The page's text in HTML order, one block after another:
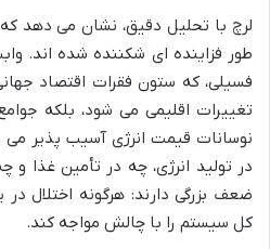
لرچ با تحلیل دقیق، نشان می دهد
طور فزاینده ای شکننده شده اند.
فسیلی، که ستون فقرات اقتصاد
تغییرات اقلیمی می شود، بلکه
نوسانات قیمت انرژی آسیب پذیر
در تولید انرژی، چه در تأمین غذا و
ضعف بزرگی دارند: هرگونه اختلال
کل سیستم را با چالش مواجه کند.